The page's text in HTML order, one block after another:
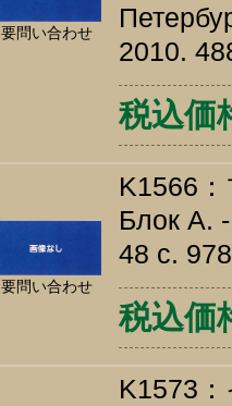
要問い合わせ
2010.
税込価
要問い合わせ
K1566
Блок А.
48 c.
税込価
K1573